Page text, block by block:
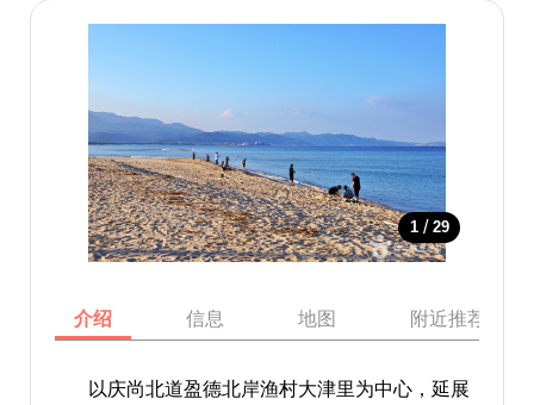
1 / 29
介绍 信息 地图 附近推荐景点
以庆尚北道盈德北岸渔村大津里为中心，延展